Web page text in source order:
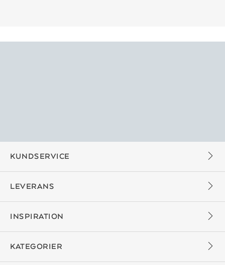
KUNDSERVICE
LEVERANS
INSPIRATION
KATEGORIER